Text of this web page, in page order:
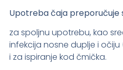
Upotreba čaja preporučuje
za spoljnu upotrebu, kao
infekcija nosne duplje i
i za ispiranje kod čmička.